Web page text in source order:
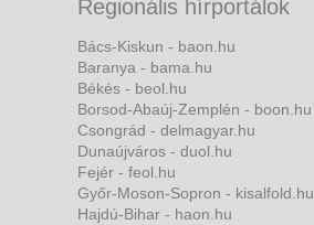
Regionális hírportálok
Bács-Kiskun - baon.hu
Baranya - bama.hu
Békés - beol.hu
Borsod-Abaúj-Zemplén - boon.hu
Csongrád - delmagyar.hu
Dunaújváros - duol.hu
Fejér - feol.hu
Győr-Moson-Sopron - kisalfold.hu
Hajdú-Bihar - haon.hu